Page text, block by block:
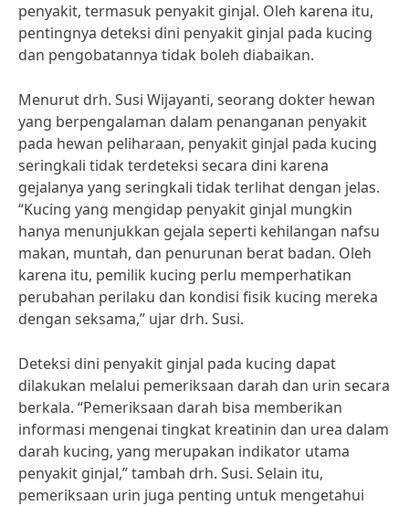
penyakit, termasuk penyakit ginjal. Oleh karena itu,
pentingnya deteksi dini penyakit ginjal pada kucing
dan pengobatannya tidak boleh diabaikan.
Menurut drh. Susi Wijayanti, seorang dokter hewan
yang berpengalaman dalam penanganan penyakit
pada hewan peliharaan, penyakit ginjal pada kucing
seringkali tidak terdeteksi secara dini karena
gejalanya yang seringkali tidak terlihat dengan jelas.
“Kucing yang mengidap penyakit ginjal mungkin
hanya menunjukkan gejala seperti kehilangan nafsu
makan, muntah, dan penurunan berat badan. Oleh
karena itu, pemilik kucing perlu memperhatikan
perubahan perilaku dan kondisi fisik kucing mereka
dengan seksama,” ujar drh. Susi.
Deteksi dini penyakit ginjal pada kucing dapat
dilakukan melalui pemeriksaan darah dan urin secara
berkala. “Pemeriksaan darah bisa memberikan
informasi mengenai tingkat kreatinin dan urea dalam
darah kucing, yang merupakan indikator utama
penyakit ginjal,” tambah drh. Susi. Selain itu,
pemeriksaan urin juga penting untuk mengetahui